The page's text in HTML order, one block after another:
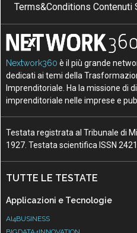
Terms&Conditions
Nextwork360 è il più grande
dedicati ai temi della
Imprenditoriale. Ha la missione di
imprenditoriale nelle imprese e
Testata registrata al Tribunale di
1927. Testata scientifica ISSN
TUTTE LE TESTATE
Applicazioni e Tecnologie
AI4BUSINESS